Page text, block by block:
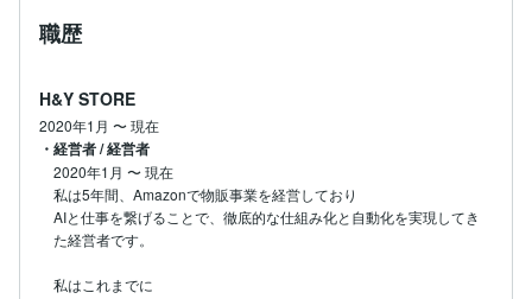
職歴
H&Y STORE
2020年1月 〜現在
・経営者 / 経営者
2020年1月 〜現在
私は5年間、Amazonで物販事業を経営しており
AIと仕事を繋げることで、徹底的な仕組み化と自動化を実現してき
た経営者です。
私はこれまでに